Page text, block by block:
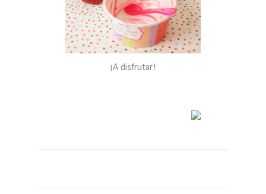
¡A disfrutar!